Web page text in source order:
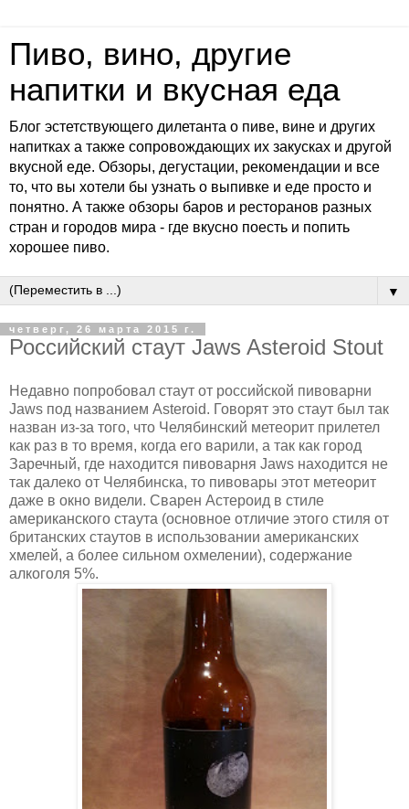
Пиво, вино, другие
напитки и вкусная еда
Блог эстетствующего дилетанта о пиве, вине и других
напитках а также сопровождающих их закусках и другой
вкусной еде. Обзоры, дегустации, рекомендации и все
то, что вы хотели бы узнать о выпивке и еде просто и
понятно. А также обзоры баров и ресторанов разных
стран и городов мира - где вкусно поесть и попить
хорошее пиво.
▼
четверг, 26 марта 2015 г.
Российский стаут Jaws Asteroid Stout
Недавно попробовал стаут от российской пивоварни
Jaws под названием Asteroid. Говорят это стаут был так
назван из-за того, что Челябинский метеорит прилетел
как раз в то время, когда его варили, а так как город
Заречный, где находится пивоварня Jaws находится не
так далеко от Челябинска, то пивовары этот метеорит
даже в окно видели. Сварен Астероид в стиле
американского стаута (основное отличие этого стиля от
британских стаутов в использовании американских
хмелей, а более сильном охмелении), содержание
алкоголя 5%.